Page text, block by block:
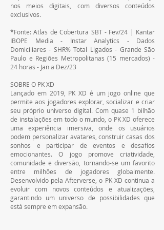
nos meios digitais, com diversos conteúdos
exclusivos.
*Fonte: Atlas de Cobertura SBT - Fev/24 | Kantar
IBOPE Media - Instar Analytics - Dados
Domiciliares - SHR% Total Ligados - Grande São
Paulo e Regiões Metropolitanas (15 mercados) -
24 horas - Jan a Dez/23
SOBRE O PK XD
Lançado em 2019, PK XD é um jogo online que
permite aos jogadores explorar, socializar e criar
seu próprio universo digital. Com quase 1 bilhão
de instalações em todo o mundo, o PK XD oferece
uma experiência imersiva, onde os usuários
podem personalizar avatares, construir casas dos
sonhos e participar de eventos e desafios
emocionantes. O jogo promove criatividade,
comunidade e diversão, tornando-se um favorito
entre milhões de jogadores globalmente.
Desenvolvido pela Afterverse, o PK XD continua a
evoluir com novos conteúdos e atualizações,
garantindo um universo de possibilidades que
está sempre em expansão.